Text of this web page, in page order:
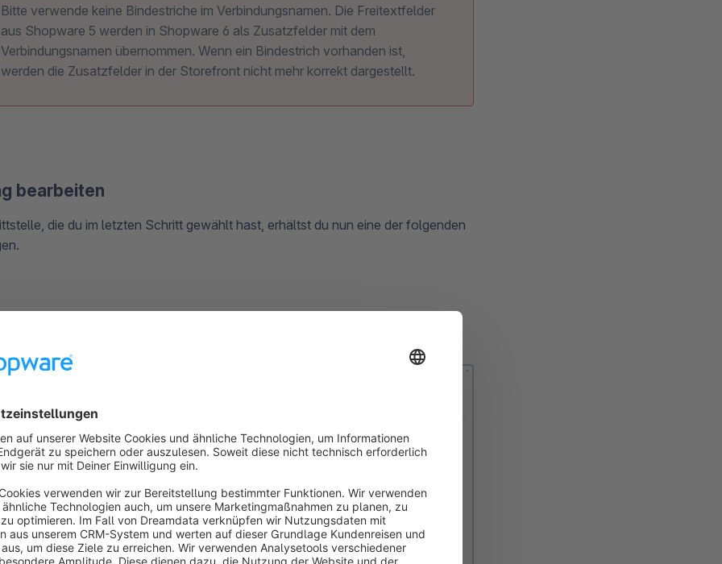
Bitte verwende keine Bindestriche im Verbindungsnamen. Die Freitextfelder
aus Shopware 5 werden in Shopware 6 als Zusatzfelder mit dem
Verbindungsnamen übernommen. Wenn ein Bindestrich vorhanden ist,
werden die Zusatzfelder in der Storefront nicht mehr korrekt dargestellt.
bearbeiten
die du im letzten Schritt gewählt hast, erhältst du nun eine der folgenden